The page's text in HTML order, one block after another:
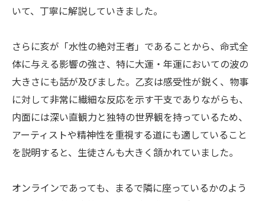
いて、丁寧に解説していきました。
さらに亥が「水性の絶対王者」であることから、命式全
体に与える影響の強さ、特に大運・年運においての波の
大きさにも話が及びました。乙亥は感受性が鋭く、物事
に対して非常に繊細な反応を示す干支でありながらも、
内面には深い直観力と独特の世界観を持っているため、
アーティストや精神性を重視する道にも適していること
を説明すると、生徒さんも大きく頷かれていました。
オンラインであっても、まるで隣に座っているかのよう